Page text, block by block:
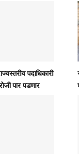
पदाधिकारी
पार पडणार